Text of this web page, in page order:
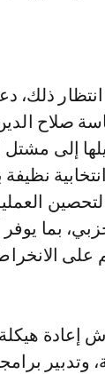
ذلك،
صلاح
إلى مشتل
نظيفة
بما يوفر
هيكلة
وتدبير